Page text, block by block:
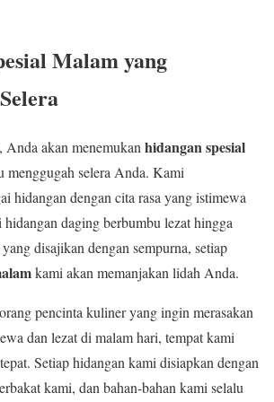
Malam yang
Anda akan menemukanhidangan spesial
menggugah selera Anda. Kami
hidangan dengan cita rasa yang istimewa
daging berbumbu lezat hingga
disajikan dengan sempurna, setiap
kami akan memanjakan lidah Anda.
pencinta kuliner yang ingin merasakan
dan lezat di malam hari, tempat kami
Setiap hidangan kami disiapkan dengan
kami, dan bahan-bahan kami selalu